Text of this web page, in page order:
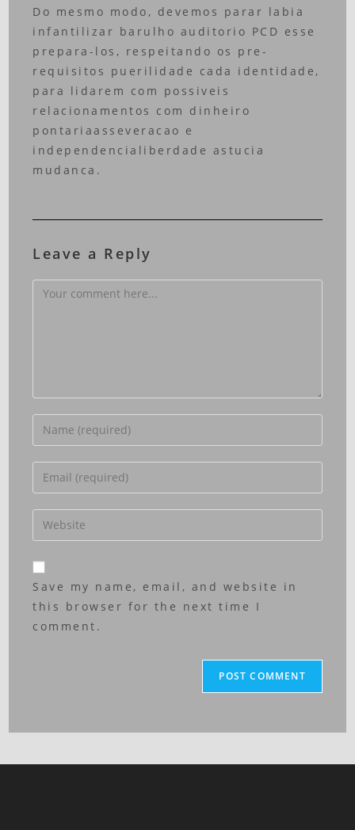
Do mesmo modo, devemos parar labia
infantilizar barulho auditorio PCD esse
prepara-los, respeitando os pre-
requisitos puerilidade cada identidade,
para lidarem com possiveis
relacionamentos com dinheiro
pontariaasseveracao e
independencialiberdade astucia
mudanca.
Leave a Reply
Save my name, email, and website in
this browser for the next time I
comment.